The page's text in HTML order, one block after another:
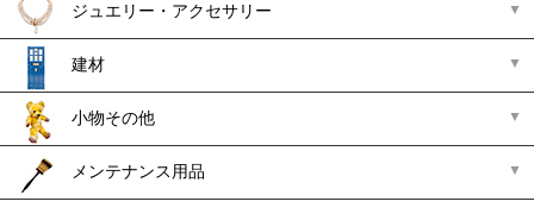
ジュエリー・アクセサリー
建材
小物その他
メンテナンス用品